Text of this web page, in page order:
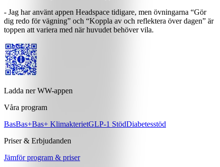
- Jag har använt appen Headspace tidigare, men övningarna “Gör
dig redo för vägning” och “Koppla av och reflektera över dagen” är
toppen att variera med när huvudet behöver vila.
Ladda ner WW-appen
Våra program
BasBas+Bas+ KlimakterietGLP-1 StödDiabetesstöd
Priser & Erbjudanden
Jämför program & priser